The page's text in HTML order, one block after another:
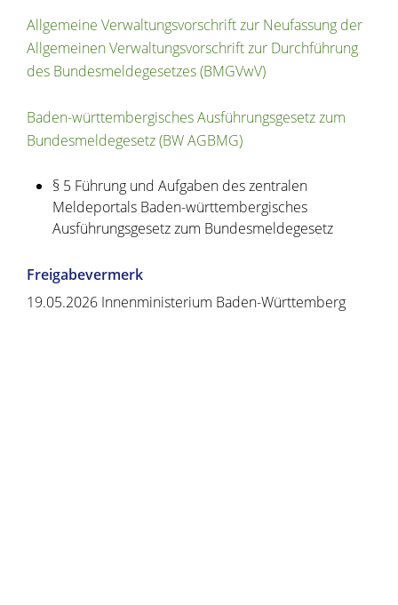
Allgemeine Verwaltungsvorschrift zur Neufassung der
Allgemeinen Verwaltungsvorschrift zur Durchführung
des Bundesmeldegesetzes (BMGVwV)
Baden-württembergisches Ausführungsgesetz zum
Bundesmeldegesetz(BW AGBMG)
§ 5 Führung und Aufgaben des zentralen
Meldeportals Baden-württembergisches
Ausführungsgesetz zum Bundesmeldegesetz
Freigabevermerk
19.05.2026 Innenministerium Baden-Württemberg